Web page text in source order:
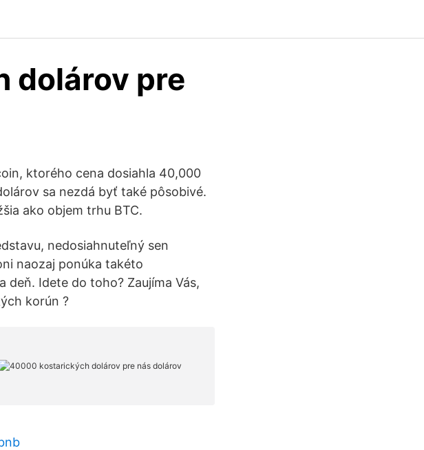
dolárov pre
ktorého cena dosiahla 40,000
sa nezdá byť také pôsobivé.
ako objem trhu BTC.
nedosiahnuteľný sen
naozaj ponúka takéto
Idete do toho? Zaujíma Vás,
korún ?